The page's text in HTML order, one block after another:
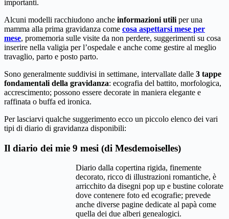
importanti.
Alcuni modelli racchiudono anche informazioni utili per una
mamma alla prima gravidanza come cosa aspettarsi mese per
mese, promemoria sulle visite da non perdere, suggerimenti su cosa
inserire nella valigia per l’ospedale e anche come gestire al meglio
travaglio, parto e posto parto.
Sono generalmente suddivisi in settimane, intervallate dalle 3 tappe
fondamentali della gravidanza: ecografia del battito, morfologica,
accrescimento; possono essere decorate in maniera elegante e
raffinata o buffa ed ironica.
Per lasciarvi qualche suggerimento ecco un piccolo elenco dei vari
tipi di diario di gravidanza disponibili:
Il diario dei mie 9 mesi (di Mesdemoiselles)
Diario dalla copertina rigida, finemente
decorato, ricco di illustrazioni romantiche, è
arricchito da disegni pop up e bustine colorate
dove contenere foto ed ecografie; prevede
anche diverse pagine dedicate al papà come
quella dei due alberi genealogici.